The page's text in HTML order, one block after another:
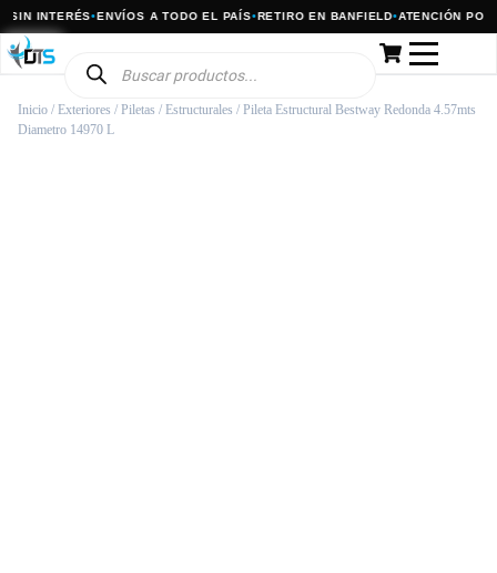
INTERÉS•ENVÍOS A TODO EL PAÍS•RETIRO EN BANFIELD•ATENCIÓN POR
Inicio / Exteriores / Piletas / Estructurales / Pileta Estructural Bestway Redonda 4.57mts
Diametro 14970 L